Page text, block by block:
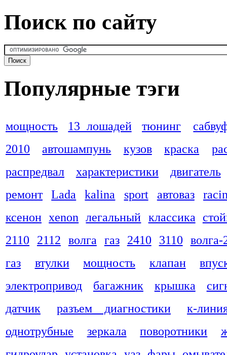
Поиск по сайту
Популярные тэги
мощность 13 лошадей тюнинг
2010
автошампунь кузов краска
распредвал
характеристики
двигатель
ремонт
Lada kalina sport автоваз
ксенон xenon легальный классика
2110
2112 волга газ 2410 3110 волга-
газ
втулки мощность клапан
электропривод
багажник крышка
датчик
разъем диагностики
к-
однотрубные
зеркала поворотники